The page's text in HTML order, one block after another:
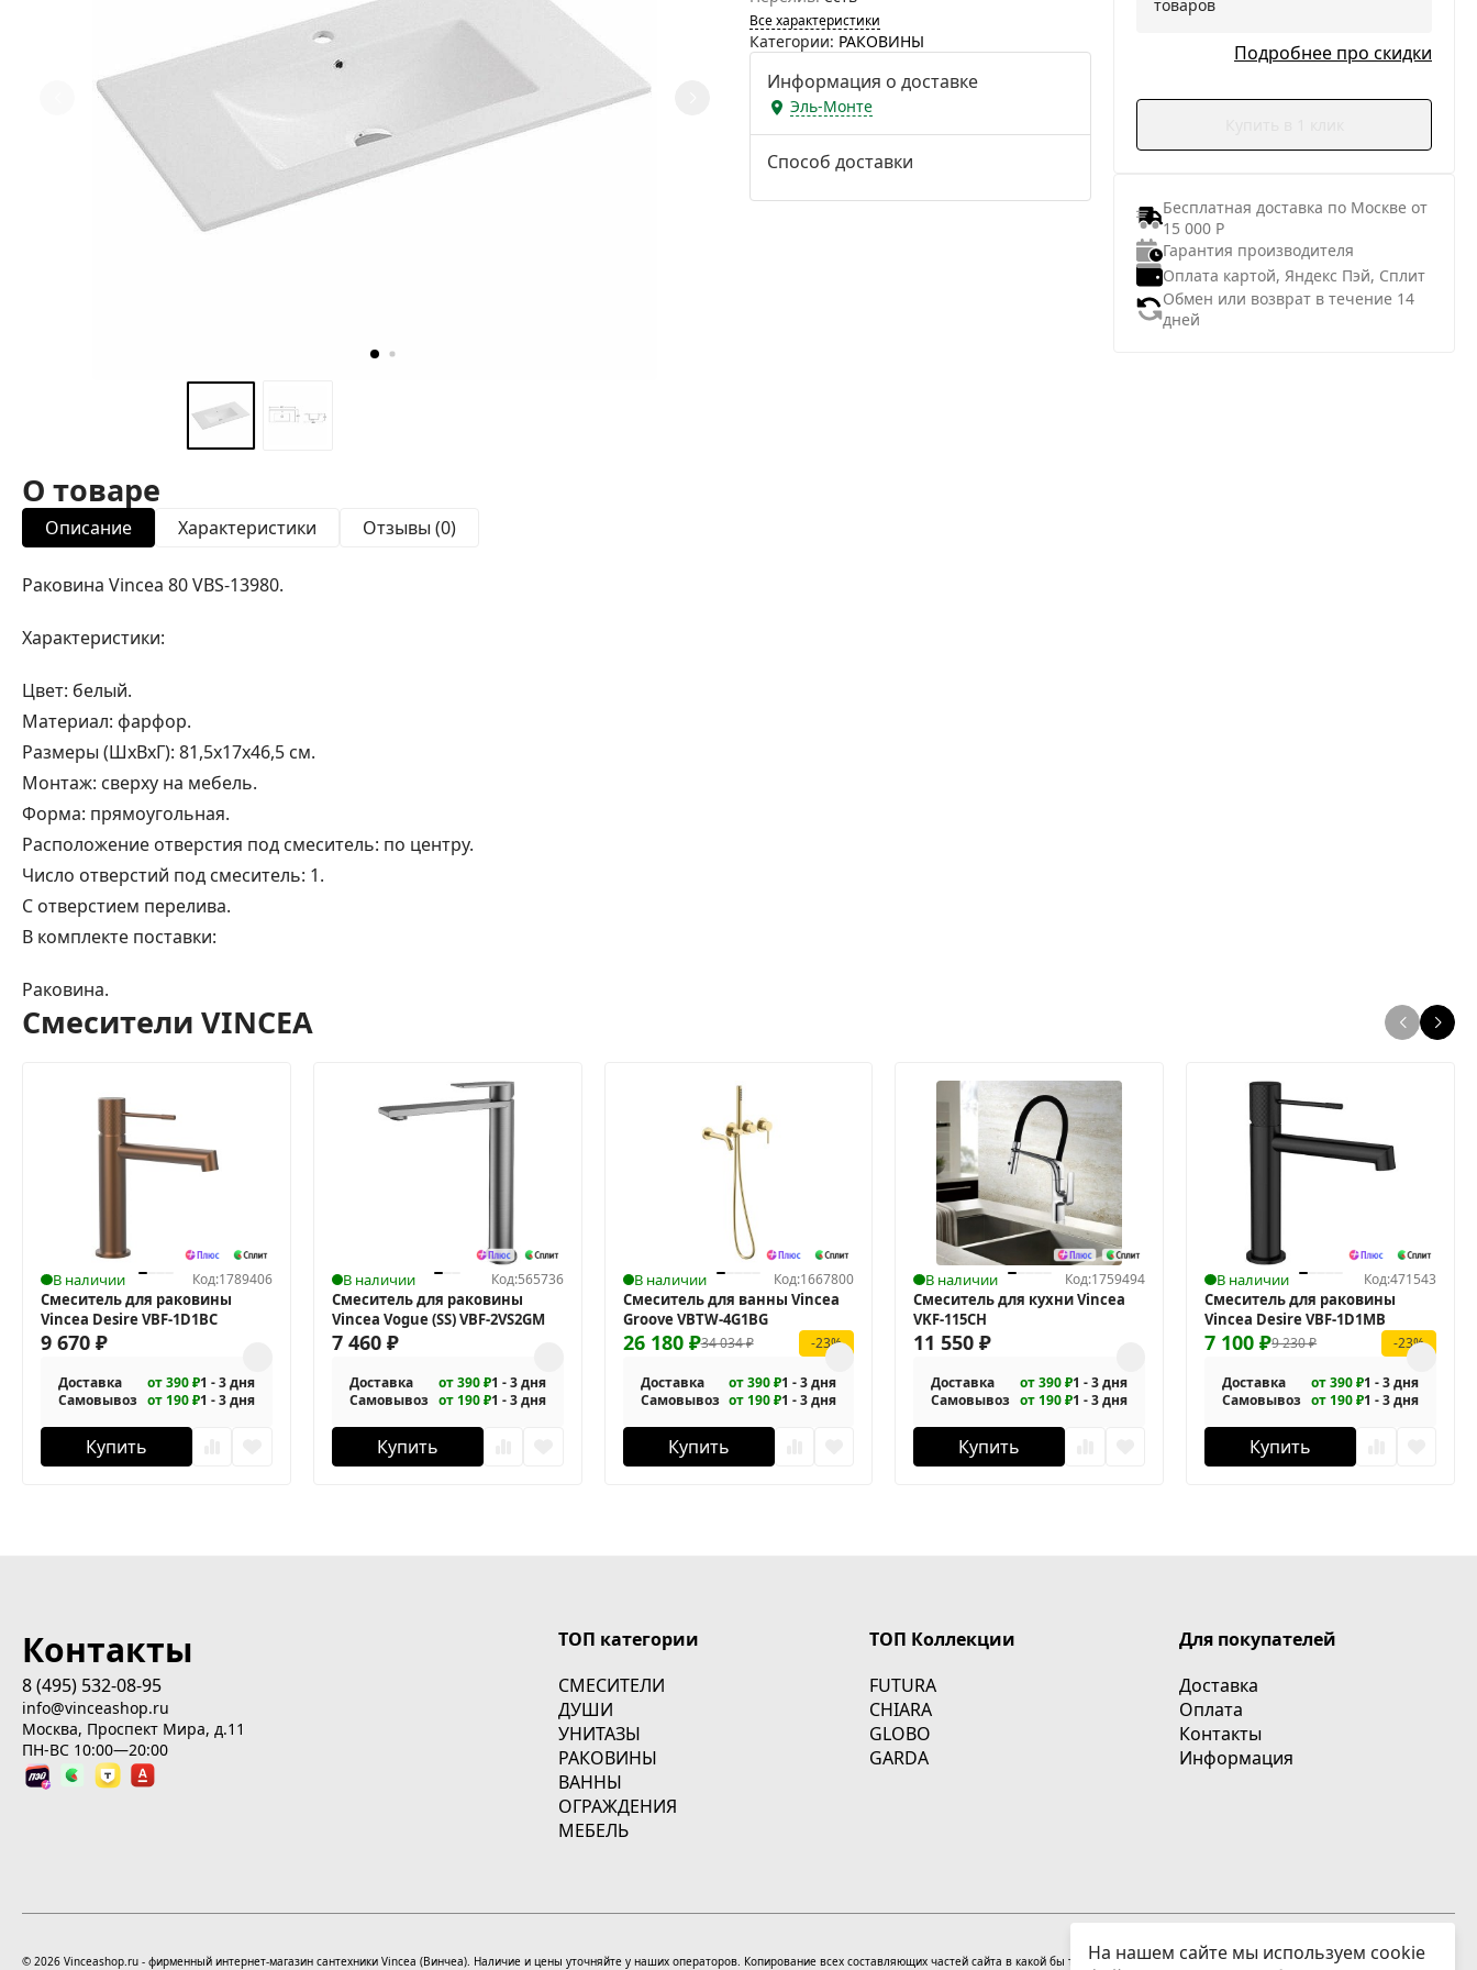
Все характеристики
Категории: РАКОВИНЫ
Информация о доставке
Эль-Монте
Способ доставки
товаров
Подробнее про скидки
Бесплатная доставка по Москве от
15 000 Р
Гарантия производителя
Оплата картой, Яндекс Пэй, Сплит
Обмен или возврат в течение 14
дней
О товаре
Описание Характеристики Отзывы (0)
Раковина Vincea 80 VBS-13980.
Характеристики:
Цвет: белый.
Материал: фарфор.
Размеры (ШхВхГ): 81,5х17х46,5 см.
Монтаж: сверху на мебель.
Форма: прямоугольная.
Расположение отверстия под смеситель: по центру.
Число отверстий под смеситель: 1.
С отверстием перелива.
В комплекте поставки:
Раковина.
Смесители VINCEA
В наличии Код:1789406
Смеситель для раковины
Vincea Desire VBF-1D1BC
9 670 ₽
Доставка от 390 ₽1 - 3 дня
Самовывоз от 190 ₽1 - 3 дня
Купить
В наличии Код:565736
Смеситель для раковины
Vincea Vogue (SS) VBF-2VS2GM
7 460 ₽
Доставка от 390 ₽1 - 3 дня
Самовывоз от 190 ₽1 - 3 дня
Купить
В наличии Код:1667800
Смеситель для ванны Vincea
Groove VBTW-4G1BG
34 034₽
26 180 ₽ -23%
Доставка от 390 ₽1 - 3 дня
Самовывоз от 190 ₽1 - 3 дня
Купить
В наличии Код:1759494
Смеситель для кухни Vincea
VKF-115CH
11 550₽
Доставка от 390 ₽1 - 3 дня
Самовывоз от 190 ₽1 - 3 дня
Купить
В наличии Код:471543
Смеситель для раковины
Vincea Desire VBF-1D1MB
9 230₽
7 100₽ -23%
Доставка от 390 ₽1 - 3 дня
Самовывоз от 190 ₽1 - 3 дня
Купить
Контакты
8 (495) 532-08-95
info@vinceashop.ru
Москва, Проспект Мира, д.11
ПН-ВС 10:00—20:00
ТОП категории
СМЕСИТЕЛИ
ДУШИ
УНИТАЗЫ
РАКОВИНЫ
ВАННЫ
ОГРАЖДЕНИЯ
МЕБЕЛЬ
ТОП Коллекции
FUTURA
CHIARA
GLOBO
GARDA
Для покупателей
Доставка
Оплата
Контакты
Информация
© 2026 Vinceashop.ru - фирменный интернет-магазин сантехники Vincea (Винчеа). Наличие и цены уточняйте у наших операторов. Копирование всех составляющих частей сайта в какой бы то ни было форме без письменного разрешения владельцев
На нашем сайте мы используем cookie